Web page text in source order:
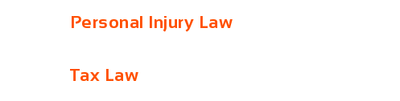
Personal Injury Law
Tax Law